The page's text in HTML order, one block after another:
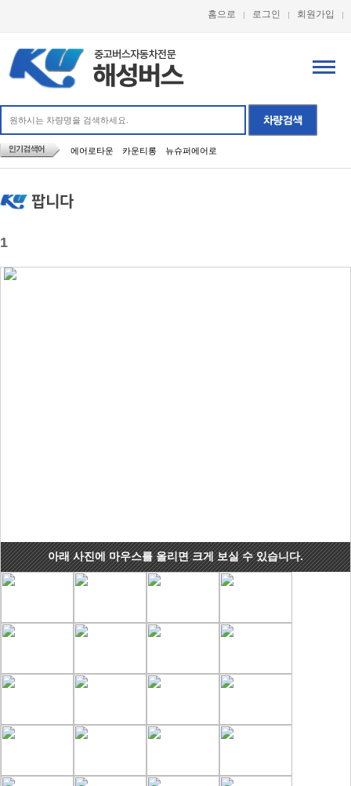
홈으로 로그인 회원가입
에어로타운 카운티롱 뉴슈퍼에어로
팝니다
1
아래 사진에 마우스를 올리면 크게 보실 수 있습니다.